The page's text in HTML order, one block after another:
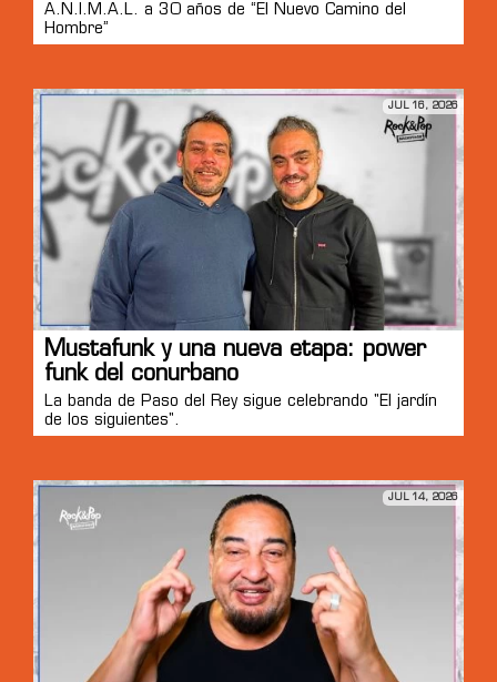
A.N.I.M.A.L. a 30 años de “El Nuevo Camino del
Hombre”
JUL 16, 2026
Mustafunk y una nueva etapa: power
funk del conurbano
La banda de Paso del Rey sigue celebrando "El jardín
de los siguientes".
JUL 14, 2026